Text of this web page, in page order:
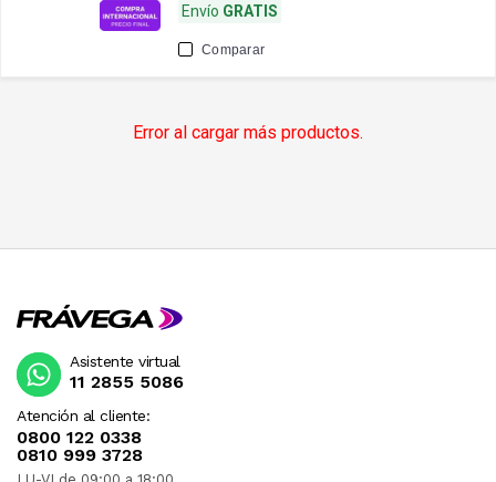
Envío GRATIS
Comparar
Error al cargar más productos.
Atención al cliente:
0800 122 0338
0810 999 3728
Asistente virtual
11 2855 5086